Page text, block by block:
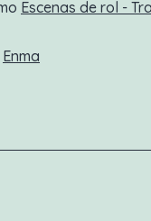
Escenas de rol -
Enma